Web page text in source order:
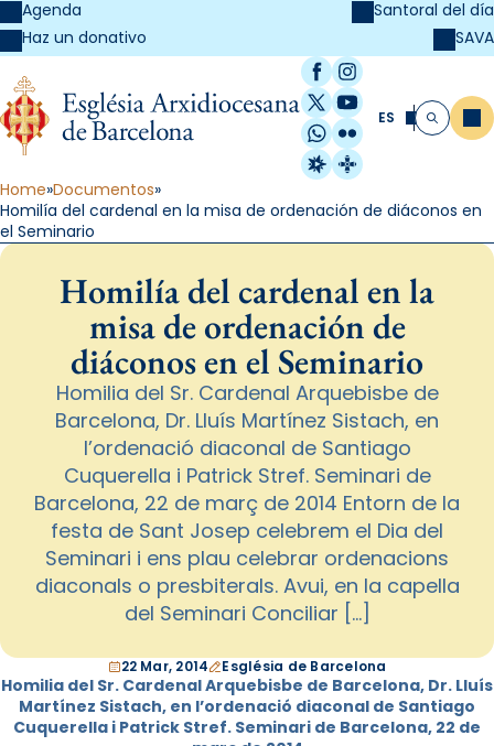
Agenda
Haz un donativo
Santoral del día
SAVA
Facebook
Instagram
X / Twitter
YouTube
WhatsApp
Flickr
Radio Estel
Catalunya
ES Buscar
Home Documentos
Homilía del cardenal en la misa de ordenación de diáconos en
el Seminario
Homilía del cardenal en la
misa de ordenación de
diáconos en el Seminario
Homilia del Sr. Cardenal Arquebisbe de
Barcelona, Dr. Lluís Martínez Sistach, en
l’ordenació diaconal de Santiago
Cuquerella i Patrick Stref. Seminari de
Barcelona, 22 de març de 2014 Entorn de la
festa de Sant Josep celebrem el Dia del
Seminari i ens plau celebrar ordenacions
diaconals o presbiterals. Avui, en la capella
del Seminari Conciliar […]
22 Mar, 2014 Església de Barcelona
Homilia del Sr. Cardenal Arquebisbe de Barcelona, Dr. Lluís
Martínez Sistach, en l’ordenació diaconal de Santiago
Cuquerella i Patrick Stref. Seminari de Barcelona, 22 de